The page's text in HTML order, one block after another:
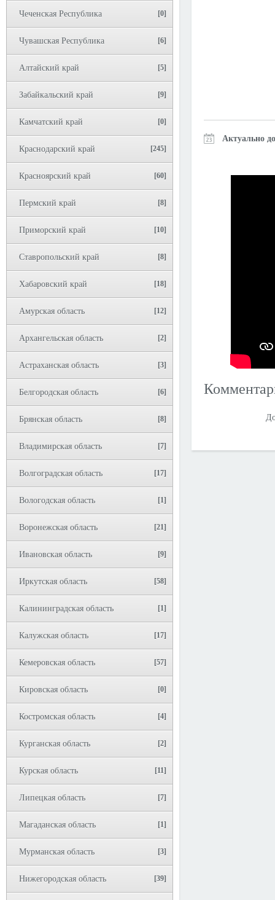
Чеченская Республика [0]
Чувашская Республика [6]
Алтайский край [5]
Забайкальский край [9]
Камчатский край [0]
Краснодарский край [245]
Красноярский край [60]
Пермский край [8]
Приморский край [10]
Ставропольский край [8]
Хабаровский край [18]
Амурская область [12]
Архангельская область [2]
Астраханская область [3]
Белгородская область [6]
Брянская область [8]
Владимирская область [7]
Волгоградская область [17]
Вологодская область [1]
Воронежская область [21]
Ивановская область [9]
Иркутская область [58]
Калининградская область [1]
Калужская область [17]
Кемеровская область [57]
Кировская область [0]
Костромская область [4]
Курганская область [2]
Курская область [11]
Липецкая область [7]
Магаданская область [1]
Мурманская область [3]
Нижегородская область [39]
Актуально